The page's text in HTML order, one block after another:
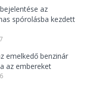
az
spórolásba kezdett
emelkedő benzinár
az embereket